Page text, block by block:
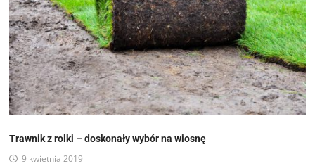
Trawnik z rolki – doskonały wybór na wiosnę
9 kwietnia 2019